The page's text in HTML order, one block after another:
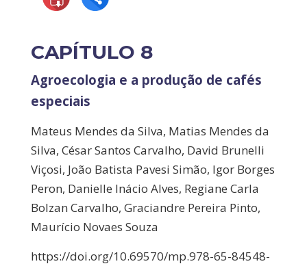
CAPÍTULO 8
Agroecologia e a produção de cafés
especiais
Mateus Mendes da Silva, Matias Mendes da
Silva, César Santos Carvalho, David Brunelli
Viçosi, João Batista Pavesi Simão, Igor Borges
Peron, Danielle Inácio Alves, Regiane Carla
Bolzan Carvalho, Graciandre Pereira Pinto,
Maurício Novaes Souza
https://doi.org/10.69570/mp.978-65-84548-